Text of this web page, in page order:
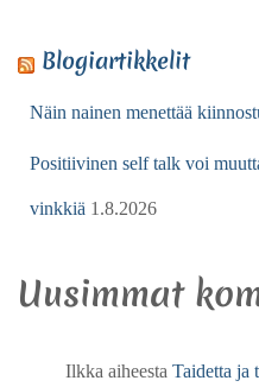
Blogiartikkelit
Näin nainen menettää
Positiivinen self talk voi
vinkkiä 1.8.2026
Uusimmat
Ilkka aiheesta Taidetta ja